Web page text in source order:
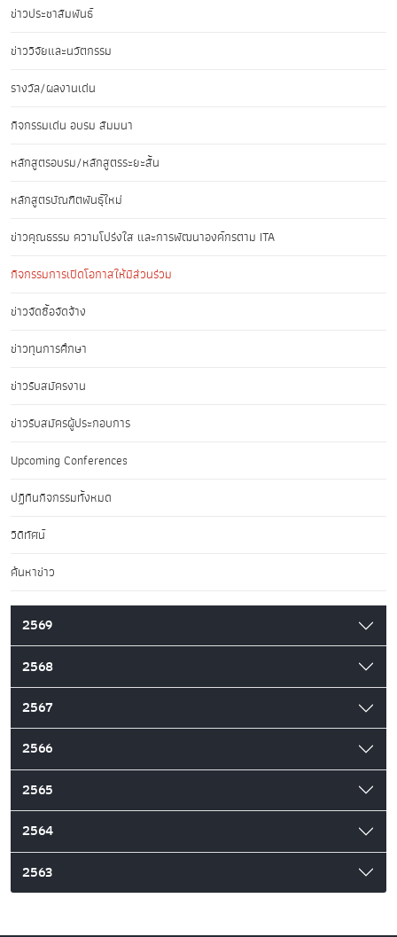
ข่าวประชาสัมพันธ์
ข่าววิจัยและนวัตกรรม
รางวัล/ผลงานเด่น
กิจกรรมเด่น อบรม สัมมนา
หลักสูตรอบรม/หลักสูตรระยะสั้น
หลักสูตรบัณฑิตพันธุ์ใหม่
ข่าวคุณธรรม ความโปร่งใส และการพัฒนาองค์กรตาม ITA
กิจกรรมการเปิดโอกาสให้มีส่วนร่วม
ข่าวจัดซื้อจัดจ้าง
ข่าวทุนการศึกษา
ข่าวรับสมัครงาน
ข่าวรับสมัครผู้ประกอบการ
Upcoming Conferences
ปฏิทินกิจกรรมทั้งหมด
วิดีทัศน์
ค้นหาข่าว
2569
2568
2567
2566
2565
2564
2563